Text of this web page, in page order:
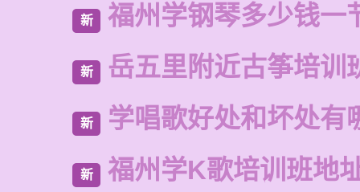
新 福州学钢琴多少钱一
新 岳五里附近古筝培训
新 学唱歌好处和坏处有
新 福州学K歌培训班地